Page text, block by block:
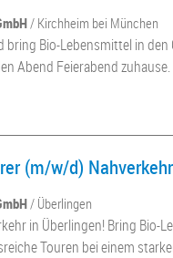
/ Kirchheim bei München
bring Bio-Lebensmittel in
Abend Feierabend zuhause.
(m/w/d) Nahverkehr
/ Überlingen
in Überlingen! Bring Bio-
Touren bei einem